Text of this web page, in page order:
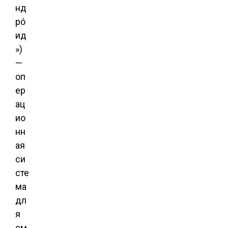
нд
ро́
ид
»)
—
оп
ер
ац
ио
нн
ая
си
сте
ма
дл
я